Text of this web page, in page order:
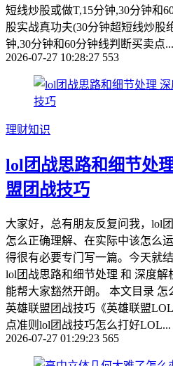
短线炒股或做T,15分钟,30分钟和
股实战真功夫(30分钟超短线炒股
钟,30分钟和60分钟线判断买卖点...
2026-07-27 10:28:27 553
理财知识
lol团战思路和细节处
盟团战技巧
大家好，总有朋友反复问我，lol
怎么正确理解、在实际中该怎么
得很有必要专门写一篇。今天就
lol团战思路和细节处理 和 深度
能帮大家豁然开朗。 本文目录
英雄联盟团战技巧《英雄联盟
点准则lol团战技巧怎么打好LOL...
2026-07-27 01:29:23 565